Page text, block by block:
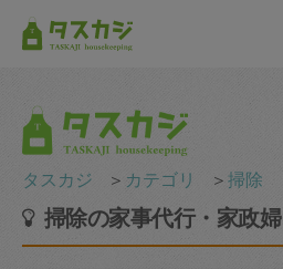
タスカジ ＞ カテゴリ ＞掃除
掃除の家事代行・家政婦